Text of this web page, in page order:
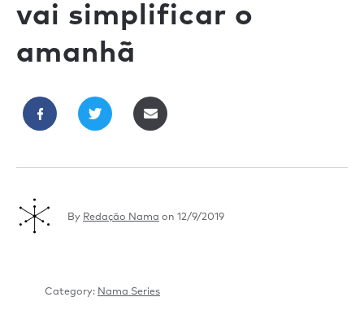
vai simplificar o
amanhã
By Redação Nama on 12/9/2019
Category: Nama Series